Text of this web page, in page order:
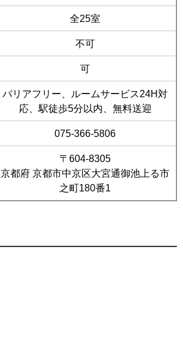
全25室
不可
可
バリアフリー、ルームサービス24H対
応、駅徒歩5分以内、無料送迎
075-366-5806
〒604-8305
京都府 京都市中京区大宮通御池上る市
之町180番1